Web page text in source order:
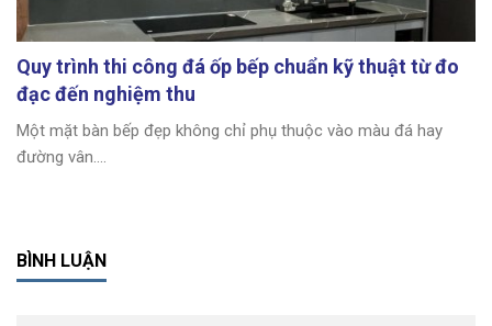
Quy trình thi công đá ốp bếp chuẩn kỹ thuật từ đo
đạc đến nghiệm thu
Một mặt bàn bếp đẹp không chỉ phụ thuộc vào màu đá hay
đường vân....
BÌNH LUẬN